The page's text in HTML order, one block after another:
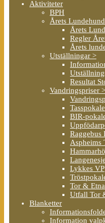
Aktiviteter
BPH
Årets
Årets
Regler
Årets
Utställningar >
Resultat
Vandringspriser >
BIR-
Raggebus
Aspheims
Lykkes VP
Tor &
Utfall Tor
Blanketter
Information